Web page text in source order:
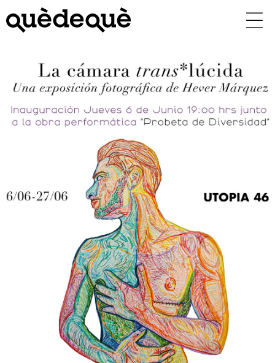
contingut